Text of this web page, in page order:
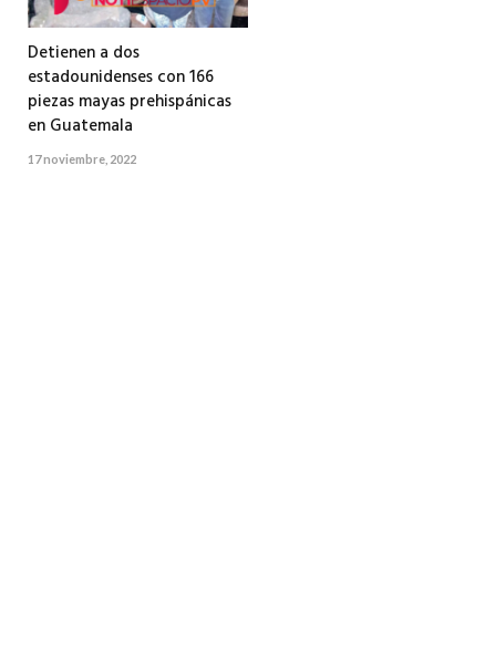
Detienen a dos
estadounidenses con 166
piezas mayas prehispánicas
en Guatemala
17 noviembre, 2022